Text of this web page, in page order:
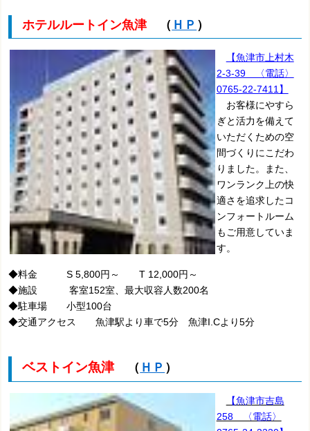
ホテルルートイン魚津（ ＨＰ ）
【魚津市上村木
2-3-39 〈電話〉
0765-22-7411】
お客様にやすら
ぎと活力を備えて
いただくための空
間づくりにこだわ
りました。また、
ワンランク上の快
適さを追求したコ
ンフォートルーム
もご用意していま
す。
◆料金 S 5,800円～ T 12,000円～
◆施設 客室152室、最大収容人数200名
◆駐車場 小型100台
◆交通アクセス 魚津駅より車で5分 魚津I.Cより5分
ベストイン魚津 （ ＨＰ ）
【魚津市吉島
258 〈電話〉